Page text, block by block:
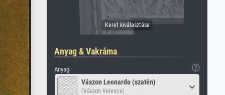
Anyag & Vakráma
Anyag
Vászon Leonardo (szatén)
(Vászon Velence)